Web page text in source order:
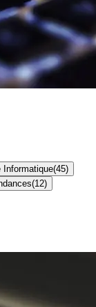
Informatique(45)
(12)